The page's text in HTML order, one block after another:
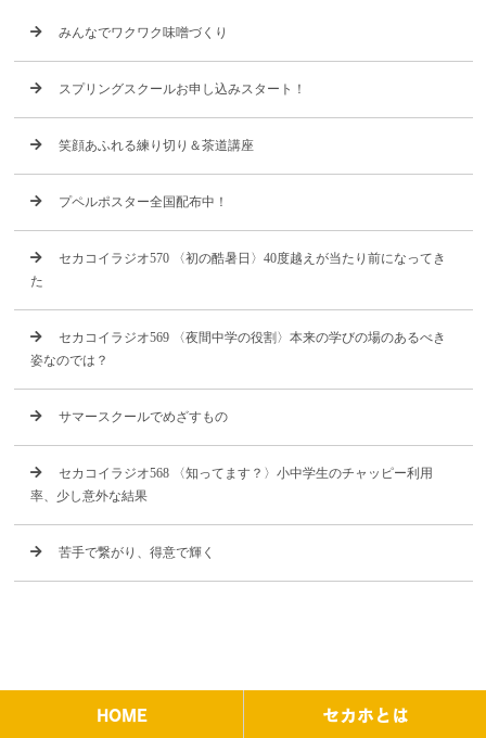
みんなでワクワク味噌づくり
スプリングスクールお申し込みスタート！
笑顔あふれる練り切り＆茶道講座
プペルポスター全国配布中！
セカコイラジオ570 〈初の酷暑日〉40度越えが当たり前になってき
た
セカコイラジオ569 〈夜間中学の役割〉本来の学びの場のあるべき
姿なのでは？
サマースクールでめざすもの
セカコイラジオ568 〈知ってます？〉小中学生のチャッピー利用
率、少し意外な結果
苦手で繋がり、得意で輝く
HOME セカホとは